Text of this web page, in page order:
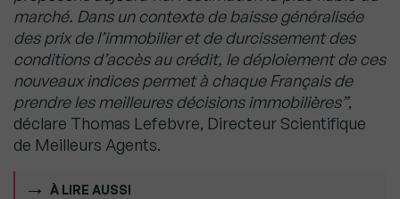
marché. Dans un contexte de baisse généralisée
des prix de l’immobilier et de durcissement des
conditions d’accès au crédit, le déploiement de ces
nouveaux indices permet à chaque Français de
prendre les meilleures décisions immobilières”,
déclare Thomas Lefebvre, Directeur Scientifique
de Meilleurs Agents.
À LIRE AUSSI